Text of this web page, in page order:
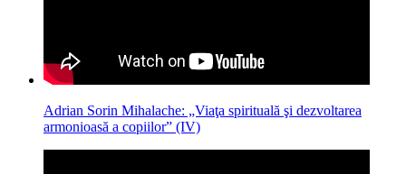
Adrian Sorin Mihalache: „Viaţa spirituală şi dezvoltarea
armonioasă a copiilor” (IV)